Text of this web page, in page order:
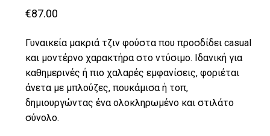
€87.00
Γυναικεία μακριά τζιν φούστα που προσδίδει casual
και μοντέρνο χαρακτήρα στο ντύσιμο. Ιδανική για
καθημερινές ή πιο χαλαρές εμφανίσεις, φοριέται
άνετα με μπλούζες, πουκάμισα ή τοπ,
δημιουργώντας ένα ολοκληρωμένο και στιλάτο
σύνολο.